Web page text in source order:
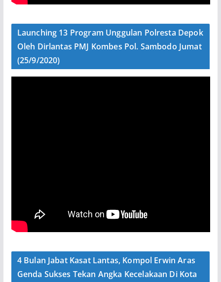
Launching 13 Program Unggulan Polresta Depok
Oleh Dirlantas PMJ Kombes Pol. Sambodo Jumat
(25/9/2020)
4 Bulan Jabat Kasat Lantas, Kompol Erwin Aras
Genda Sukses Tekan Angka Kecelakaan Di Kota